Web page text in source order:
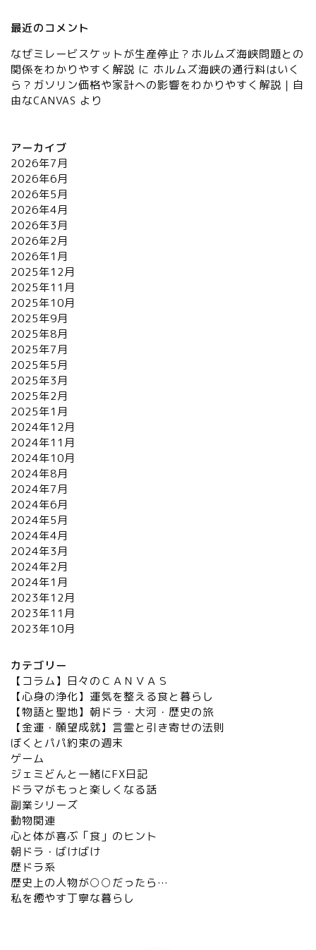
最近のコメント
なぜミレービスケットが生産停止？ホルムズ海峡問題との
関係をわかりやすく解説 に ホルムズ海峡の通行料はいく
ら？ガソリン価格や家計への影響をわかりやすく解説｜自
由なCANVAS より
アーカイブ
2026年7月
2026年6月
2026年5月
2026年4月
2026年3月
2026年2月
2026年1月
2025年12月
2025年11月
2025年10月
2025年9月
2025年8月
2025年7月
2025年5月
2025年3月
2025年2月
2025年1月
2024年12月
2024年11月
2024年10月
2024年8月
2024年7月
2024年6月
2024年5月
2024年4月
2024年3月
2024年2月
2024年1月
2023年12月
2023年11月
2023年10月
カテゴリー
【コラム】日々のＣＡＮＶＡＳ
【心身の浄化】運気を整える食と暮らし
【物語と聖地】朝ドラ・大河・歴史の旅
【金運・願望成就】言霊と引き寄せの法則
ぼくとパパ約束の週末
ゲーム
ジェミどんと一緒にFX日記
ドラマがもっと楽しくなる話
副業シリーズ
動物関連
心と体が喜ぶ「食」のヒント
朝ドラ・ばけばけ
歴ドラ系
歴史上の人物が○○だったら…
私を癒やす丁寧な暮らし